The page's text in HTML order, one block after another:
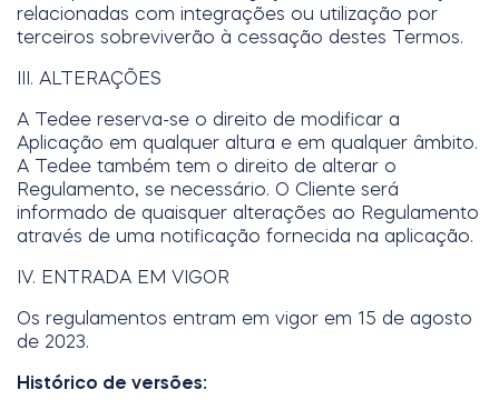
relacionadas com integrações ou utilização por
terceiros sobreviverão à cessação destes Termos.
III. ALTERAÇÕES
A Tedee reserva-se o direito de modificar a
Aplicação em qualquer altura e em qualquer âmbito.
A Tedee também tem o direito de alterar o
Regulamento, se necessário. O Cliente será
informado de quaisquer alterações ao Regulamento
através de uma notificação fornecida na aplicação.
IV. ENTRADA EM VIGOR
Os regulamentos entram em vigor em 15 de agosto
de 2023.
Histórico de versões: